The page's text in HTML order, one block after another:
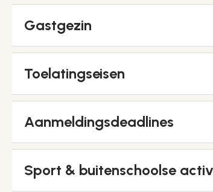
Gastgezin
Toelatingseisen
Aanmeldingsdeadlines
Sport & buitenschoolse